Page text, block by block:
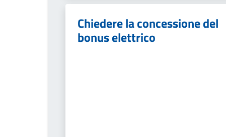
Chiedere la concessione del
bonus elettrico